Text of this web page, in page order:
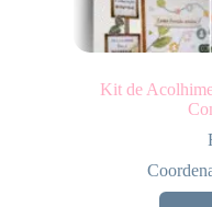
Kit de